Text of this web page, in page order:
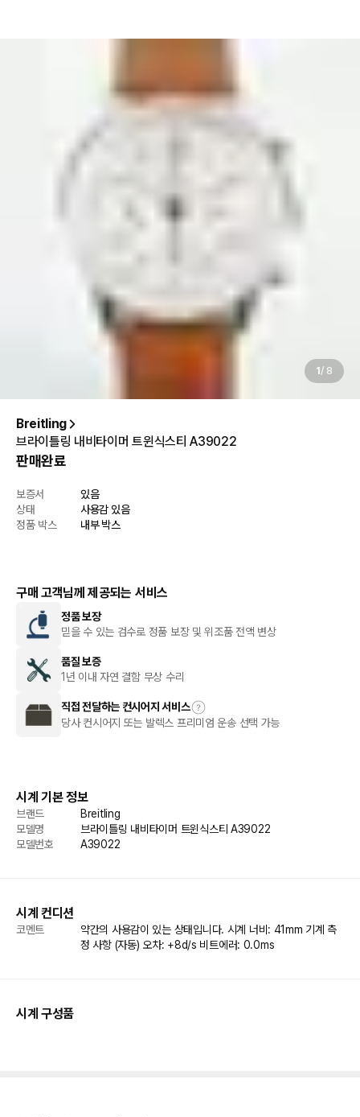
1/ 8
Breitling
브라이틀링 내비타이머 트윈식스티 A39022
판매완료
보증서
있음
상태
사용감 있음
정품 박스
내부 박스
구매 고객님께 제공되는 서비스
정품 보장
믿을 수 있는 검수로 정품 보장 및 위조품 전액 변상
품질 보증
1년 이내 자연 결함 무상 수리
직접 전달하는 컨시어지 서비스
당사 컨시어지 또는 발렉스 프리미엄 운송 선택 가능
시계 기본 정보
브랜드
Breitling
모델명
브라이틀링 내비타이머 트윈식스티 A39022
모델번호
A39022
시계 컨디션
코멘트
약간의 사용감이 있는 상태입니다. 시계 너비: 41mm 기계 측
정 사항 (자동) 오차: +8d/s 비트에러: 0.0ms
시계 구성품